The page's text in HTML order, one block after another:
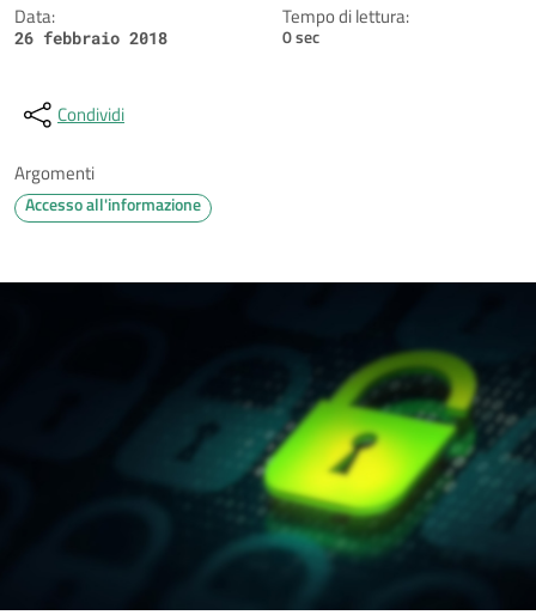
Data:
26 febbraio 2018
Tempo di lettura:
0 sec
Condividi
Argomenti
Accesso all'informazione